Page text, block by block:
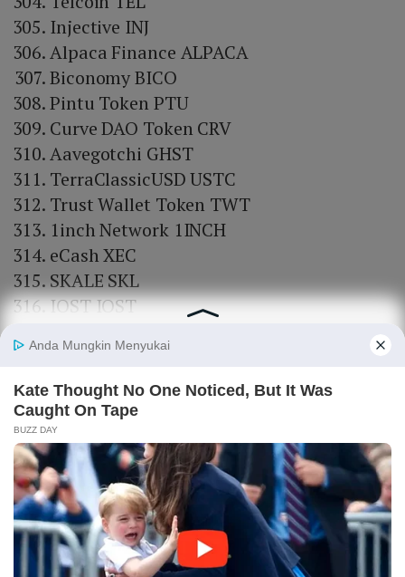
Injective INJ
Alpaca Finance ALPACA
Biconomy BICO
Pintu Token PTU
Curve DAO Token CRV
Aavegotchi GHST
TerraClassicUSD USTC
Trust Wallet Token TWT
1inch Network 1INCH
eCash XEC
SKALE SKL
IOST IOST
Shentu CTK
Badger DAO Badger
ThunderCore TT
Anyswap ANY
WOO Network WOO
The Graph GRT
Filecoin FIL
IoTex IOTX
Mdex MDX